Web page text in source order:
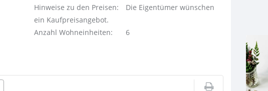
Hinweise zu den Preisen:
Die Eigentümer wünschen
ein Kaufpreisangebot.
Anzahl Wohneinheiten:
6